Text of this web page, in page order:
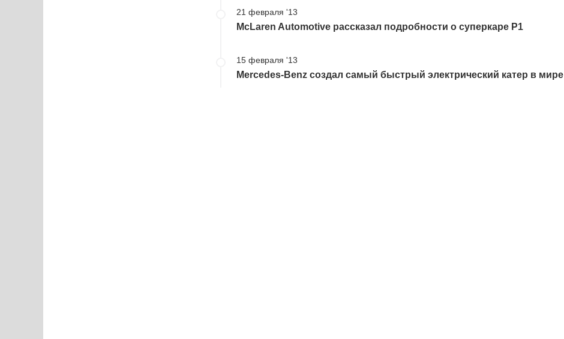
21 февраля '13
McLaren Automotive рассказал подробности о суперкаре P1
15 февраля '13
Mercedes-Benz создал самый быстрый электрический катер в мире